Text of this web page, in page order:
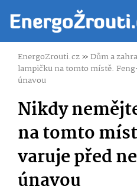
EnergoZrouti.cz»Dům a
lampičku na tomto místě.
únavou
Nikdy
na tomto
varuje před
únavou